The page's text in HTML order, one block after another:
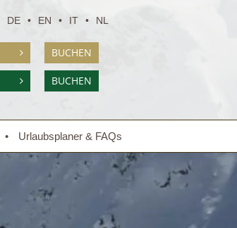
DE EN IT NL
BUCHEN
BUCHEN
Urlaubsplaner & FAQs